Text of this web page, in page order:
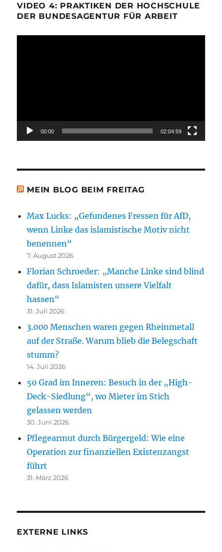
VIDEO 4: PRAKTIKEN DER HOCHSCHULE
DER BUNDESAGENTUR FÜR ARBEIT
00:00 02:04:59
MEIN BLOG BEIM FREITAG
Max Lucks: „Gefundenes Fressen für AfD,
wenn Linke das islamistische Motiv nicht
benennen“
7. August 2026
Florian Schroeder: „Manche Linke sind blind
dafür, dass Islamisten unsere Vielfalt
hassen“
31. Juli 2026
3.000 Menschen waren gegen Rheinmetall
auf der Straße. Warum blieb die Belegschaft
stumm?
14. Juli 2026
50 Grad im Inneren: Besuch in der „High-
Deck-Siedlung“, wo Mieter im Stich
gelassen werden
30. Juni 2026
Pflegearmut durch Bürgergeld: Wie eine
Operation zur finanziellen Existenzangst
führt
31. März 2026
EXTERNE LINKS